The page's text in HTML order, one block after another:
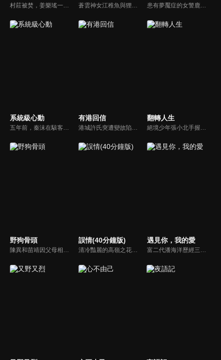
患有夢魘症的女警鹿一多年來堅持暗中追查父親重傷昏迷的真相，意外結識了高冷女警林深，二人攜手破獲一系列離奇命案，情誼日漸深厚的同時，鹿一發現林深似與父親舊案有著千絲萬縷的關聯...
系統級心動 有港回信
港城許氏突遭變故陷入絕境，養女許晚信求助婚約對象沈灝，反被沈家父子要脅。緊急關頭，沈家小叔沈顧以沈氏大股東身份歸來，並與許晚信簽訂契約婚姻助其應對危機，許家爺爺在看到許晚信和沈顧後，驚覺二人酷似當年的救國情侶林書意與沈故，在他們的相互扶持中，前世未盡的緣分也被緩緩揭開的故事。
翻轉人生
野狗骨頭
陳異和苗靖因父母相識而結緣，起初陳異對苗靖有著很深的敵意，直到一次受傷，苗靖的善良讓兩人關係開始轉變。然而好景不常，隨著陳父去世、苗母消失，兩個孩子卻不得不相依為命，異樣的情愫也隨著時間滋長。當苗靖終於認清感情，準備向陳異告白，陳異卻突然捲入一起縱火案，一切都突然變了調...
誤情(40分鐘版)
清冷豔麗的高嶺之花江時淺在遭受霸淩、暴力等一系列事件後，華麗蛻變逆襲歸來，用一場精心策劃強勢開啟自己的復仇之路，最終收穫內心救贖與愛情的故事。
遇見你，我的愛
富二代潘海洋歷經三次失敗婚姻，認為金錢阻礙愛情。唯第一任妻子陸雪怡真心待他。好友伊軒勸他隱藏身份。他在酒吧對芭蕾舞演員韓夢瑤一見鍾情。便化身業務經理與她相戀。熱戀中潘海洋決定娶韓夢瑤，卻在婚前發現韓夢瑤三年前曾是自己公司員工，進而揭開伊軒與韓夢瑤為還債設局圖謀他財產的陰謀...